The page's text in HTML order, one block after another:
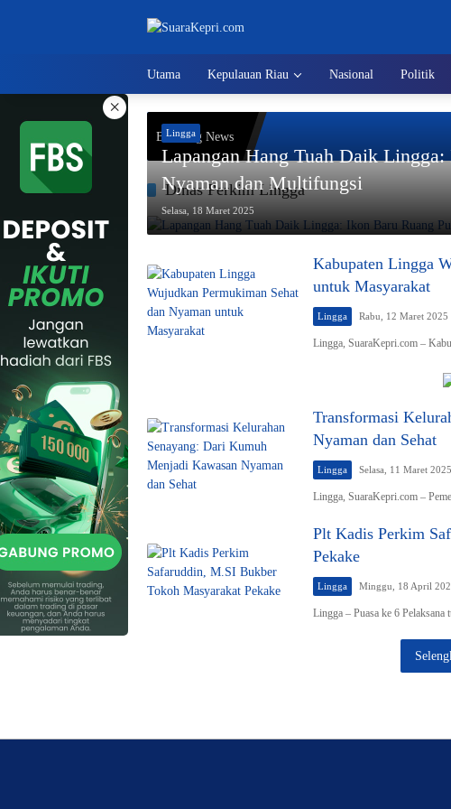
Utama Kepulauan Riau Nasional Politik
×
Breaking News
Dinas Perkim Lingga
Lingga
Lapangan Hang Tuah Daik
Nyaman dan Multifungsi
Selasa, 18 Maret 2025
Kabupaten Lingga
untuk Masyarakat
Lingga Rabu, 12 Maret 2025
Lingga, SuaraKepri.com –
Transformasi
Nyaman dan Sehat
Lingga Selasa, 11 Maret 2025
Lingga, SuaraKepri.com –
Plt Kadis Perkim
Pekake
Lingga Minggu, 18 April
Lingga – Puasa ke 6